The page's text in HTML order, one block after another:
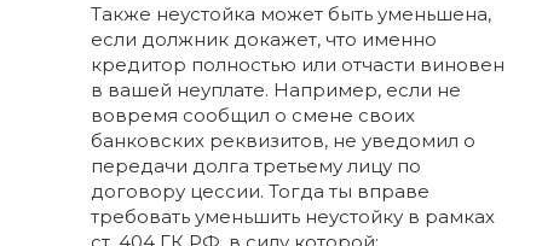
Также неустойка может быть уменьшена,
если должник докажет, что именно
кредитор полностью или отчасти виновен
в вашей неуплате. Например, если не
вовремя сообщил о смене своих
банковских реквизитов, не уведомил о
передачи долга третьему лицу по
договору цессии. Тогда ты вправе
требовать уменьшить неустойку в рамках